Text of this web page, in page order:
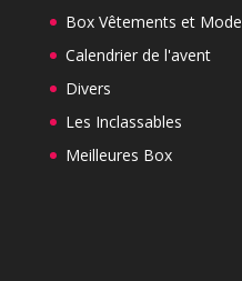
Box Vêtements et Mode
Calendrier de l'avent
Divers
Les Inclassables
Meilleures Box